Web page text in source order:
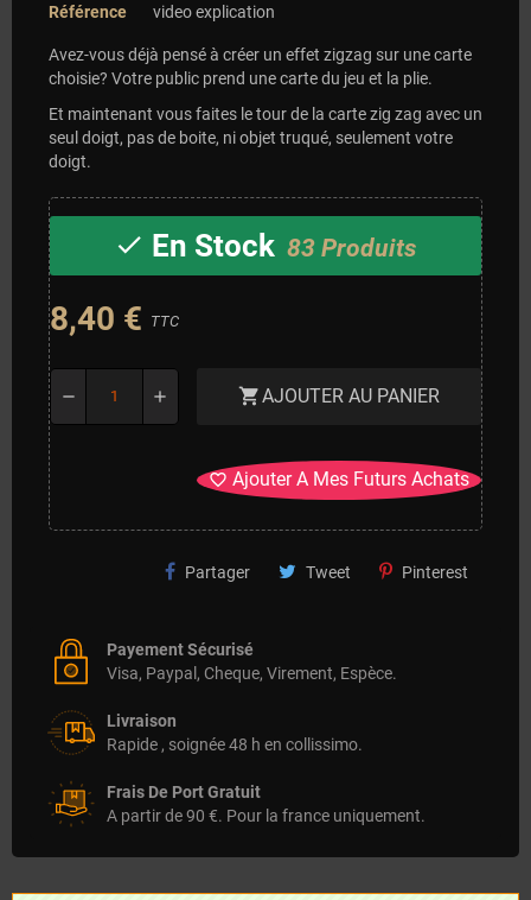
Référence video explication
Avez-vous déjà pensé à créer un effet zigzag sur une carte
choisie? Votre public prend une carte du jeu et la plie.
Et maintenant vous faites le tour de la carte zig zag avec un
seul doigt, pas de boite, ni objet truqué, seulement votre
doigt.
check En Stock 83 Produits
8,40 € TTC
remove add shopping_cartAJOUTER AU PANIER
favorite_border Ajouter A Mes Futurs Achats
Partager Tweet Pinterest
Payement Sécurisé
Visa, Paypal, Cheque, Virement, Espèce.
Livraison
Rapide , soignée 48 h en collissimo.
Frais De Port Gratuit
A partir de 90 €. Pour la france uniquement.